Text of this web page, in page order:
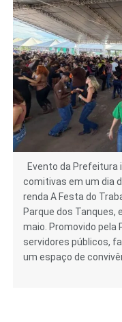
Evento da Prefeitura
comitivas em um dia
renda A Festa do
Parque dos Tanques,
maio. Promovido pela
servidores públicos,
um espaço de